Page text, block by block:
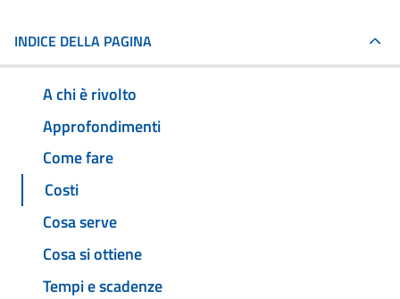
INDICE DELLA PAGINA
A chi è rivolto
Approfondimenti
Come fare
Costi
Cosa serve
Cosa si ottiene
Tempi e scadenze